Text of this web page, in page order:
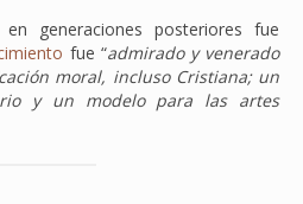
generaciones posteriores fue
fue “admirado y venerado
moral, incluso Cristiana; un
y un modelo para las artes